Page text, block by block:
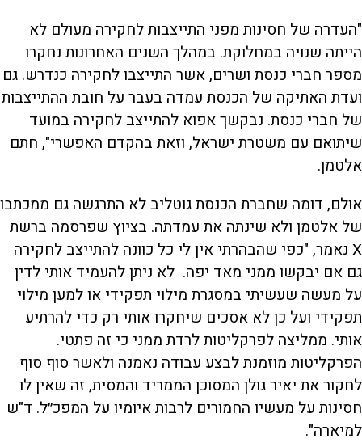
"העדרה של חסינות מפני התייצבות לחקירה מעולם לא
הייתה שנויה במחלוקת. במהלך השנים האחרונות נחקרו
מספר חברי כנסת ושרים, אשר התייצבו לחקירה כנדרש. גם
ועדת האתיקה של הכנסת עמדה בעבר על חובת ההתייצבות
של חברי כנסת. נבקשך אפוא להתייצב לחקירה במועד
שיתואם עם משטרת ישראל, וזאת בהקדם האפשרי", חתם
אלטמן.
אולם, דומה שחברת הכנסת גוטליב לא התרגשה גם ממכתבו
של אלטמן ולא שינתה את עמדתה. בציוץ שפרסמה ברשת
X נאמר, "כפי שהבהרתי אין לי כל כוונה להתייצב לחקירה
גם אם יבקשו ממני מאד יפה. לא ניתן להעמיד אותי לדין
על מעשה שעשיתי במסגרת מילוי תפקידי או למען מילוי
תפקידי ועל כן לא אסכים שיחקרו אותי רק כדי להרתיע
אותי. ממליצה לפרקליטות לרדת ממני כי זה פתטי.
הפרקליטות מוזמנת לבצע עבודה נאמנה ולאשר סוף סוף
לחקור את יאיר גולן המסוכן הממריד והמסית, זה שאין לו
חסינות על מעשיו החמורים לרבות איומיו על המפכ״ל. ד"ש
למיארה".